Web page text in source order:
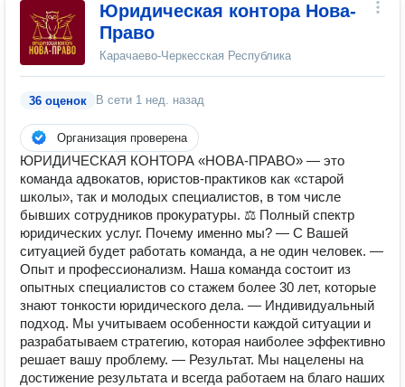
Юридическая контора Нова-
Право
Карачаево-Черкесская Республика
36 оценок В сети 1 нед. назад
Организация проверена
ЮРИДИЧЕСКАЯ КОНТОРА «НОВА-ПРАВО» — это
команда адвокатов, юристов-практиков как «старой
школы», так и молодых специалистов, в том числе
бывших сотрудников прокуратуры. ⚖ Полный спектр
юридических услуг. Почему именно мы? — С Вашей
ситуацией будет работать команда, а не один человек. —
Опыт и профессионализм. Наша команда состоит из
опытных специалистов со стажем более 30 лет, которые
знают тонкости юридического дела. — Индивидуальный
подход. Мы учитываем особенности каждой ситуации и
разрабатываем стратегию, которая наиболее эффективно
решает вашу проблему. — Результат. Мы нацелены на
достижение результата и всегда работаем на благо наших